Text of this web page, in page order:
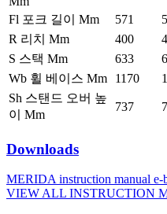
Fl 포크 길이 Mm
571
R 리치 Mm
400
S 스택 Mm
633
Wb 휠 베이스 Mm
1170
Sh 스탠드 오버 높
이 Mm
737
Downloads
MERIDA instruction manual e-
VIEW ALL INSTRUCTION